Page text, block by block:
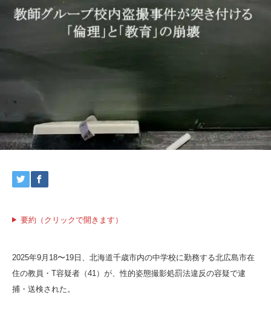
要約（クリックで開きます）
2025年9月18〜19日、北海道千歳市内の中学校に勤務する北広島市在
住の教員・T容疑者（41）が、性的姿態撮影処罰法違反の容疑で逮
捕・送検された。